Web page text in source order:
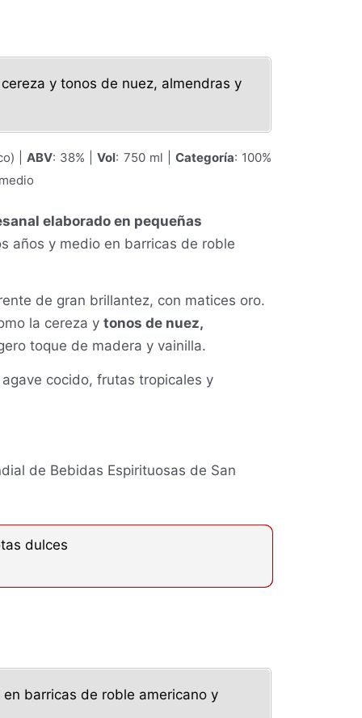
y tonos de nuez, almendras y
|ABV: 38% |Vol: 750 ml | Categoría: 100%
elaborado en pequeñas
años y medio en barricas de roble
de gran brillantez, con matices oro.
la cereza y tonos de nuez,
toque de madera y vainilla.
cocido, frutas tropicales y
de Bebidas Espirituosas de San
dulces
barricas de roble americano y